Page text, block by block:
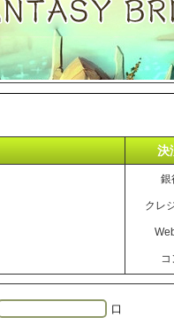
決
銀
クレ
コ
口